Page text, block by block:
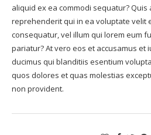
aliquid ex ea commodi sequatur? Quis
reprehenderit qui in ea voluptate velit
consequatur, vel illum qui lorem eum
pariatur? At vero eos et accusamus et
ducimus qui blanditiis esentium
quos dolores et quas molestias
non provident.